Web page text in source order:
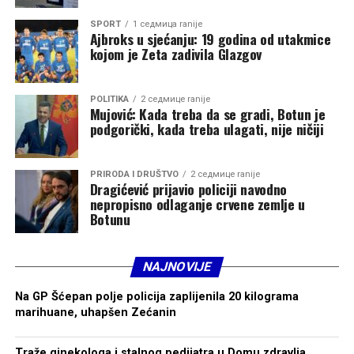
Budućnost Srpske pravoslavne crkve u Crnoj Gori
zavisiće od toga da li ostaje duhovni oslonac svog naroda
ili postaje još jedno polje političkog nadmetanja koje će
Vučić iskoristiti za dobijanje političkog uticaja.
SPORT 1 седмица ranije
Ajbroks u sjećanju: 19 godina od utakmice
kojom je Zeta zadivila Glazgov
POLITIKA 2 седмице ranije
Mujović: Kada treba da se gradi, Botun je
podgorički, kada treba ulagati, nije ničiji
PRIRODA I DRUŠTVO 2 седмице ranije
Dragićević prijavio policiji navodno
nepropisno odlaganje crvene zemlje u
Botunu
NAJNOVIJE
Na GP Šćepan polje policija zaplijenila 20 kilograma
marihuane, uhapšen Zećanin